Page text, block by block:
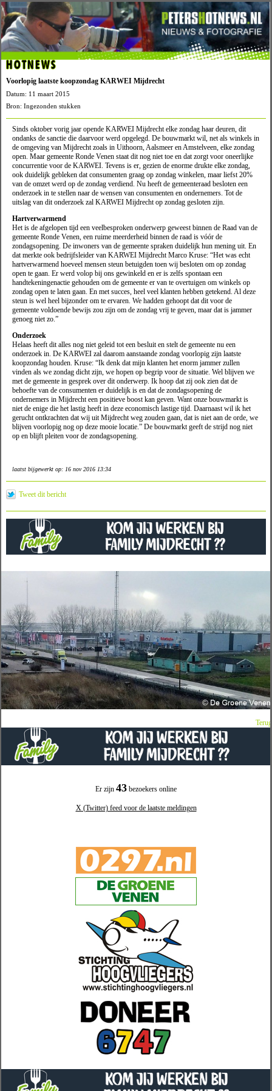
Er zijn 43 bezoekers online
X (Twitter) feed voor de laatste meldingen
HOTNEWS
Voorlopig laatste koopzondag KARWEI Mijdrecht
Datum: 11 maart 2015
Bron: Ingezonden stukken
Sinds oktober vorig jaar opende KARWEI Mijdrecht elke zondag haar deuren, dit
ondanks de sanctie die daarvoor werd opgelegd. De bouwmarkt wil, net als winkels in
de omgeving van Mijdrecht zoals in Uithoorn, Aalsmeer en Amstelveen, elke zondag
open. Maar gemeente Ronde Venen staat dit nog niet toe en dat zorgt voor oneerlijke
concurrentie voor de KARWEI. Tevens is er, gezien de enorme drukte elke zondag,
ook duidelijk gebleken dat consumenten graag op zondag winkelen, maar liefst 20%
van de omzet werd op de zondag verdiend. Nu heeft de gemeenteraad besloten een
onderzoek in te stellen naar de wensen van consumenten en ondernemers. Tot de
uitslag van dit onderzoek zal KARWEI Mijdrecht op zondag gesloten zijn.
Hartverwarmend
Het is de afgelopen tijd een veelbesproken onderwerp geweest binnen de Raad van de
gemeente Ronde Venen, een ruime meerderheid binnen de raad is vóór de
zondagsopening. De inwoners van de gemeente spraken duidelijk hun mening uit. En
dat merkte ook bedrijfsleider van KARWEI Mijdrecht Marco Kruse: “Het was echt
hartverwarmend hoeveel mensen steun betuigden toen wij besloten om op zondag
open te gaan. Er werd volop bij ons gewinkeld en er is zelfs spontaan een
handtekeningenactie gehouden om de gemeente er van te overtuigen om winkels op
zondag open te laten gaan. En met succes, heel veel klanten hebben getekend. Al deze
steun is wel heel bijzonder om te ervaren. We hadden gehoopt dat dit voor de
gemeente voldoende bewijs zou zijn om de zondag vrij te geven, maar dat is jammer
genoeg niet zo.”
Onderzoek
Helaas heeft dit alles nog niet geleid tot een besluit en stelt de gemeente nu een
onderzoek in. De KARWEI zal daarom aanstaande zondag voorlopig zijn laatste
koopzondag houden. Kruse: “Ik denk dat mijn klanten het enorm jammer zullen
vinden als we zondag dicht zijn, we hopen op begrip voor de situatie. Wel blijven we
met de gemeente in gesprek over dit onderwerp. Ik hoop dat zij ook zien dat de
behoefte van de consumenten er duidelijk is en dat de zondagsopening de
ondernemers in Mijdrecht een positieve boost kan geven. Want onze bouwmarkt is
niet de enige die het lastig heeft in deze economisch lastige tijd. Daarnaast wil ik het
gerucht ontkrachten dat wij uit Mijdrecht weg zouden gaan, dat is niet aan de orde, we
blijven voorlopig nog op deze mooie locatie.” De bouwmarkt geeft de strijd nog niet
op en blijft pleiten voor de zondagsopening.
laatst bijgewerkt op: 16 nov 2016 13:34
Tweet dit bericht
Terug